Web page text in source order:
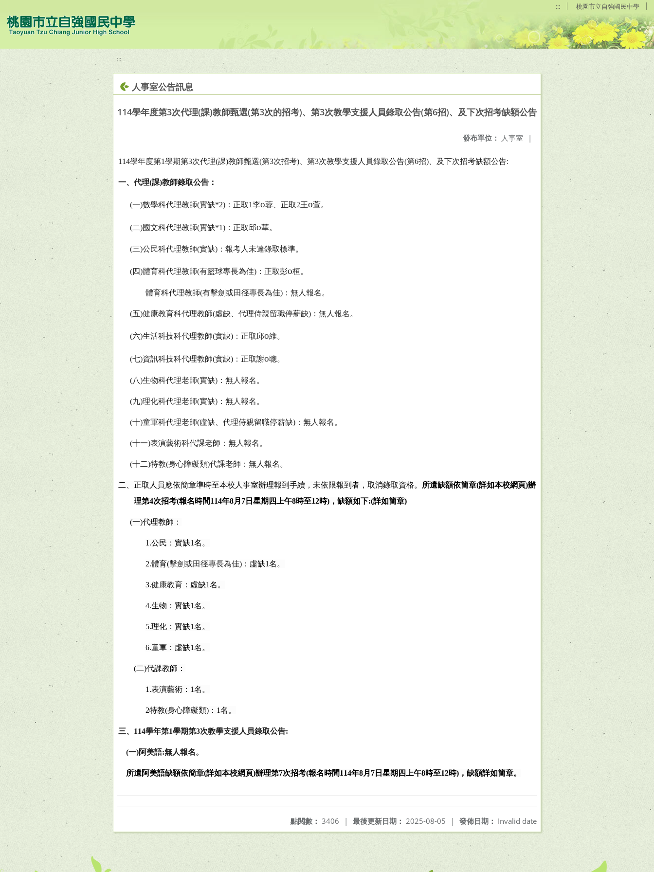
::: 桃園市立自強國民中學
:::
人事室公告訊息
114學年度第3次代理(課)教師甄選(第3次的招考)、第3次教學支援人員錄取公告(第6招)、及下次招考缺額公告
發布單位： 人事室 |
114學年度第1學期第3次代理(課)教師甄選(第3次招考) 、第3次教學支援人員錄取公告(第6招) 、及下次招考缺額公告:
一、代理(課)教師錄取公告：
(一)數學科代理教師(實缺*2) ：正取1李o蓉、正取2王o萱。
(二)國文科代理教師(實缺*1) ：正取邱o華。
(三)公民科代理教師(實缺) ：報考人未達錄取標準。
(四)體育科代理教師(有籃球專長為佳) ：正取彭o桓。
體育科代理教師(有擊劍或田徑專長為佳) ：無人報名。
(五)健康教育科代理教師(虛缺、代理侍親留職停薪缺) ：無人報名。
(六)生活科技科代理教師(實缺) ：正取邱o維。
(七)資訊科技科代理教師(實缺) ：正取謝o聰。
(八)生物科代理老師(實缺) ：無人報名。
(九)理化科代理老師(實缺) ：無人報名。
(十)童軍科代理老師(虛缺、代理侍親留職停薪缺) ：無人報名。
(十一)表演藝術科代課老師：無人報名。
(十二)特教(身心障礙類)代課老師：無人報名。
二、正取人員應依簡章準時至本校人事室辦理報到手續，未依限報到者，取消錄取資格。 所遺缺額依簡章(詳如本校網頁)辦
理第4次招考(報名時間114年8月 7 日星期四上午8時至12時) ，缺額如下:(詳如簡章)
(一)代理教師：
1.公民：實缺1名。
2.體育(擊劍或田徑專長為佳) ：虛缺1名。
3.健康教育 ：虛缺1名。
4.生物：實缺1名。
5.理化：實缺1名。
6.童軍：虛缺1名。
(二)代課教師：
1.表演藝術： 1名。
2特教(身心障礙類) ： 1名。
三、 114學年第1學期第3次教學支援人員錄取公告:
(一)阿美語:無人報名。
所遺阿美語缺額依簡章(詳如本校網頁)辦理第7次招考(報名時間114年8月 7 日星期四上午8時至12時) ，缺額詳如簡章。
發佈日期： Invalid date
最後更新日期： 2025-08-05 |
點閱數： 3406 |